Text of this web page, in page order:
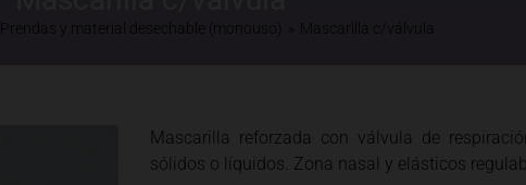
Prendas y material desechable (monouso) Mascarilla c/válvula
Mascarilla reforzada con válvula de
sólidos o líquidos. Zona nasal y elásticos